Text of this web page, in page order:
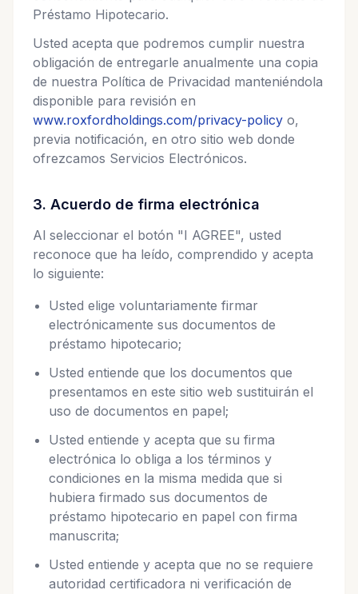
Préstamo Hipotecario.
Usted acepta que podremos cumplir nuestra
obligación de entregarle anualmente una copia
de nuestra Política de Privacidad manteniéndola
disponible para revisión en
www.roxfordholdings.com/privacy-policy o,
previa notificación, en otro sitio web donde
ofrezcamos Servicios Electrónicos.
3. Acuerdo de firma electrónica
Al seleccionar el botón "I AGREE", usted
reconoce que ha leído, comprendido y acepta
lo siguiente:
Usted elige voluntariamente firmar
electrónicamente sus documentos de
préstamo hipotecario;
Usted entiende que los documentos que
presentamos en este sitio web sustituirán el
uso de documentos en papel;
Usted entiende y acepta que su firma
electrónica lo obliga a los términos y
condiciones en la misma medida que si
hubiera firmado sus documentos de
préstamo hipotecario en papel con firma
manuscrita;
Usted entiende y acepta que no se requiere
autoridad certificadora ni verificación de